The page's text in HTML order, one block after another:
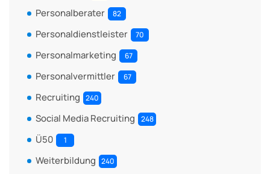
Personalberater 82
Personaldienstleister 70
Personalmarketing 67
Personalvermittler 67
Recruiting 240
Social Media Recruiting 248
Ü50 1
Weiterbildung 240